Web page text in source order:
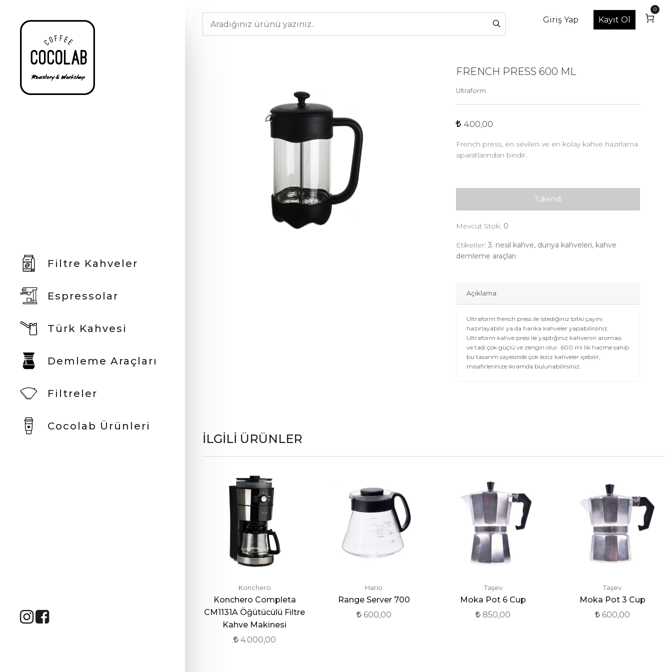
Filtre Kahveler
Espressolar
Türk Kahvesi
Demleme Araçları
Filtreler
Cocolab Ürünleri
Giriş Yap Kayıt Ol
0
FRENCH PRESS 600 ML
Ultraform
400,00
French press, en sevilen ve en kolay kahve hazırlama
aparatlarından biridir.
Tükendi
Mevcut Stok: 0
Etiketler: 3. nesil kahve, dünya kahveleri, kahve
demleme araçları
Açıklama
Ultraform french press ile istediğiniz bitki çayını
hazırlayabilir ya da harika kahveler yapabilirsiniz.
Ultraform kahve presi ile yaptığınız kahvenin aroması
ve tadı çok güçlü ve zengin olur. 600 ml lik hacme sahip
bu tasarım sayesinde çok leziz kahveler içebilir,
misafirlerinize ikramda bulunabilirsiniz.
İLGILI ÜRÜNLER
Konchero
Konchero Completa
CM1131A Öğütücülü Filtre
Kahve Makinesi
4.000,00
Hario
Range Server 700
600,00
Taşev
Moka Pot 6 Cup
850,00
Taşev
Moka Pot 3 Cup
600,00